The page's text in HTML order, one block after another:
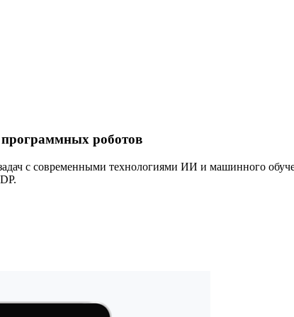
роботов
с современными технологиями ИИ и машинного